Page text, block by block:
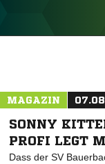
MAGAZIN
SONNY
PROFI LEGT
Dass der SV